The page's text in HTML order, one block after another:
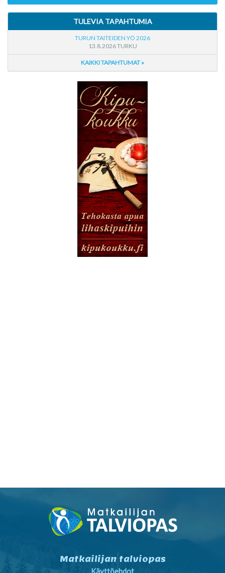
TULEVIA TAPAHTUMIA
TURUN TAITEIDEN YÖ 2026
13.8.2026 TURKU
KAIKKI TAPAHTUMAT »
Matkailijan talviopas
Käyttöehdot